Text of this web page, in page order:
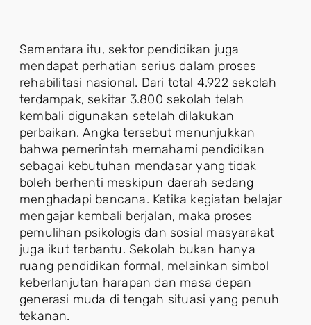
Sementara itu, sektor pendidikan juga
mendapat perhatian serius dalam proses
rehabilitasi nasional. Dari total 4.922 sekolah
terdampak, sekitar 3.800 sekolah telah
kembali digunakan setelah dilakukan
perbaikan. Angka tersebut menunjukkan
bahwa pemerintah memahami pendidikan
sebagai kebutuhan mendasar yang tidak
boleh berhenti meskipun daerah sedang
menghadapi bencana. Ketika kegiatan belajar
mengajar kembali berjalan, maka proses
pemulihan psikologis dan sosial masyarakat
juga ikut terbantu. Sekolah bukan hanya
ruang pendidikan formal, melainkan simbol
keberlanjutan harapan dan masa depan
generasi muda di tengah situasi yang penuh
tekanan.